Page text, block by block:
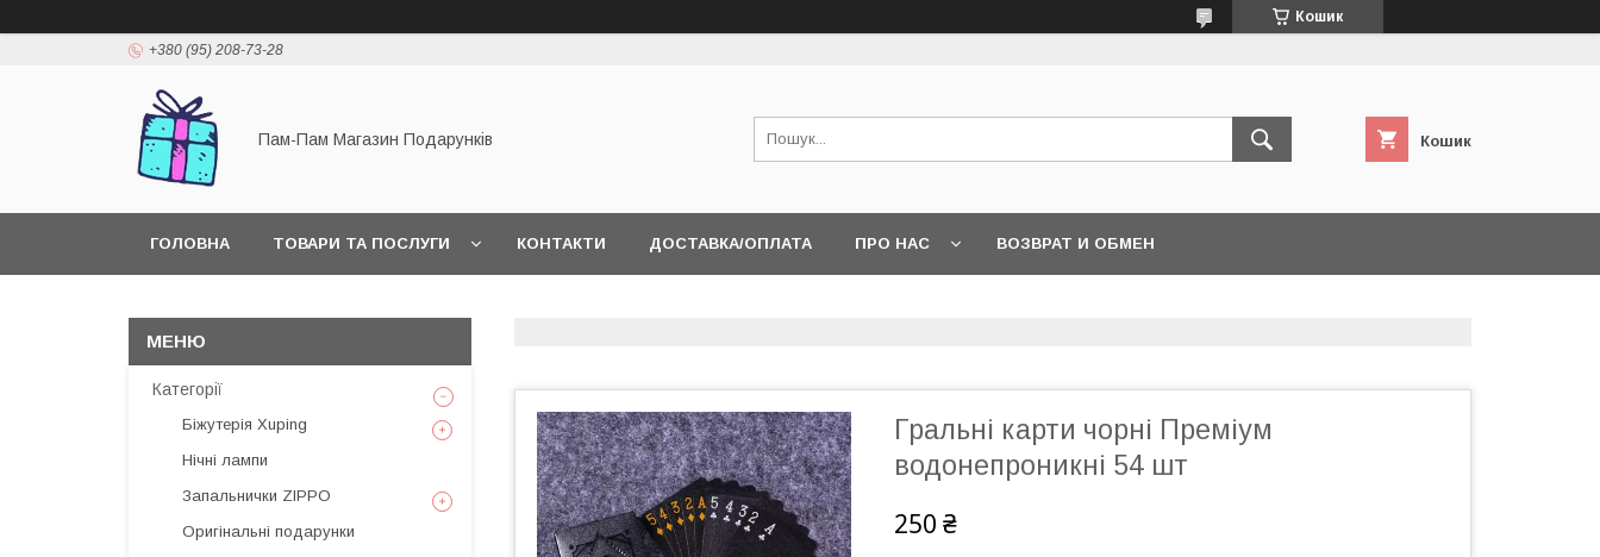
Кошик
+380 (95) 208-73-28
Пам-Пам Магазин Подарунків Кошик
ГОЛОВНА ТОВАРИ ТА ПОСЛУГИ КОНТАКТИ ДОСТАВКА/ОПЛАТА ПРО НАС ВОЗВРАТ И ОБМЕН
Гральні карти чорні Преміум
водонепроникні 54 шт
250 ₴
Категорії
Біжутерія Xuping
Нічні лампи
Запальнички ZIPPO
Оригінальні подарунки